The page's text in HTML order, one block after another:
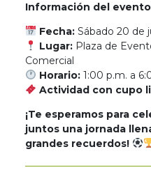
Información del evento
Fecha:Sábado 20 de
Lugar:Plaza de
Comercial
Horario:1:00 p.m. a
Actividad con cupo
¡Te esperamos para
juntos una jornada
grandes recuerdos!